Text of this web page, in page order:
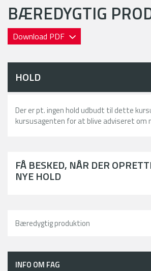
BÆREDYGTIG
Download PDF
HOLD
Der er pt. ingen hold udbudt til dette
kursusagenten for at blive adviseret om
FÅ BESKED, NÅR DER
NYE HOLD
Bæredygtig produktion
INFO OM FAG